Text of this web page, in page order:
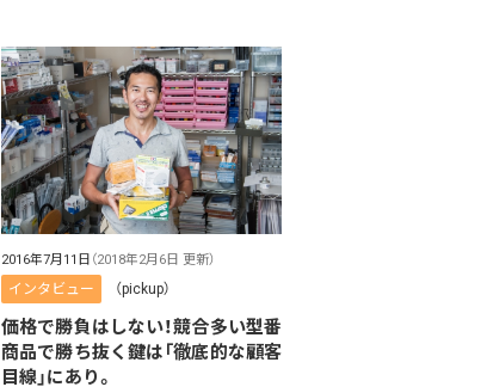
2016年7月11日 （2018年2月6日 更新）
インタビュー （pickup）
価格で勝負はしない！競合多い型番
商品で勝ち抜く鍵は「徹底的な顧客
目線」にあり。